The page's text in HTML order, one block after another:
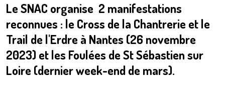
Le SNAC organise 2 manifestations
reconnues : le Cross de la Chantrerie et le
Trail de l'Erdre à Nantes (26 novembre
2023) et les Foulées de St Sébastien sur
Loire (dernier week-end de mars).